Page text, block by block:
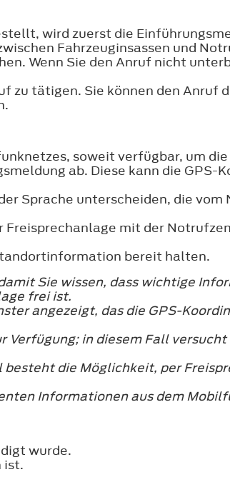
wird zuerst die
Fahrzeuginsassen und
Wenn Sie den Anruf nicht
zu tätigen. Sie können den Anruf
soweit verfügbar, um die
ab. Diese kann die GPS-
Sprache unterscheiden, die
mit der
bereit halten.
Sie wissen, dass wichtige
frei ist.
angezeigt, das die GPS-
in diesem Fall
die Möglichkeit, per
Informationen aus dem
wurde.
ist.